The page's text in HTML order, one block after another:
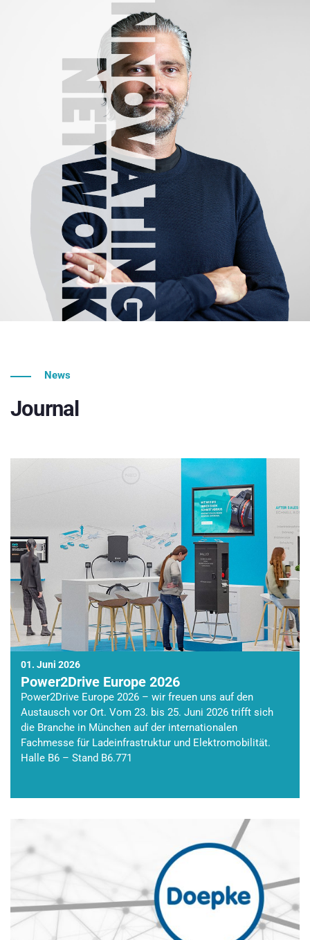
News
Journal
01. Juni 2026
Power2Drive Europe 2026
Power2Drive Europe 2026 – wir freuen uns auf den
Austausch vor Ort. Vom 23. bis 25. Juni 2026 trifft sich
die Branche in München auf der internationalen
Fachmesse für Ladeinfrastruktur und Elektromobilität.
Halle B6 – Stand B6.771